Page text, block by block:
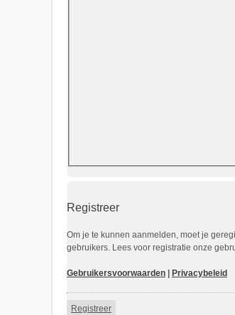
Registreer
Om je te kunnen aanmelden, moet je
gebruikers. Lees voor registratie onze
Gebruikersvoorwaarden | Privacybeleid
Registreer